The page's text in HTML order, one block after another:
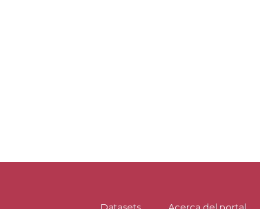
Datasets Acerca del portal